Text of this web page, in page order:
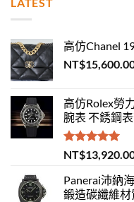
高仿Chanel
NT$
高仿Rolex勞
腕表 不銹鋼
評分5.00
滿分 5
NT$
Panerai沛納
鍛造碳纖維